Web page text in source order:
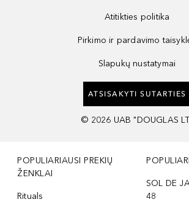
Atitikties politika
Pirkimo ir pardavimo
Slapukų nustatymai
ATSISAKYTI SUTARTIES
© 2026 UAB "DOUGLAS
POPULIARIAUSI PREKIŲ
ŽENKLAI
Rituals
SOL DE
48